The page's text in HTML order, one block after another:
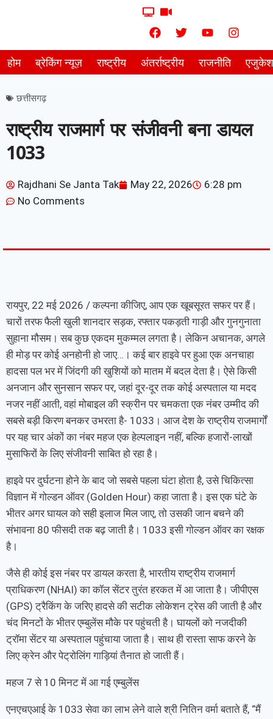
होम ब्रेकिंग न्यूज़ राष्ट्रीय अंतर्राष्ट्रीय राजनीति
छत्तीसगढ़
राष्ट्रीय राजमार्ग पर संजीवनी बना डायल
1033
Rajdhani Se Janta Tak May 22, 2026
6:28 pm
No Comments
रायपुर, 22 मई 2026 / कल्पना कीजिए, आप एक खूबसूरत सफर पर हैं।
चारों तरफ फैली खुली शानदार सड़क, रफ्तार पकड़ती गाड़ी और गुनगुनाता
सुहाना मौसम। सब कुछ एकदम मुकम्मल लगता है। लेकिन अचानक, अगले
ही मोड़ पर कोई अनहोनी हो जाए…। कई बार हाइवे पर हुआ एक अनचाहा
हादसा पल भर में जिंदगी की खुशियों को मातम में बदल देता है। ऐसे किसी
अनजान और सुनसान सफर पर, जहां दूर-दूर तक कोई अस्पताल या मदद
नजर नहीं आती, वहां मोबाइल की स्क्रीन पर चमकता एक नंबर उम्मीद की
सबसे बड़ी किरण बनकर उभरता है- 1033। आज देश के राष्ट्रीय राजमार्गों
पर यह चार अंकों का नंबर महज एक हेल्पलाइन नहीं, बल्कि हजारों-लाखों
मुसाफिरों के लिए संजीवनी साबित हो रहा है।
हाइवे पर दुर्घटना होने के बाद जो सबसे पहला घंटा होता है, उसे चिकित्सा
विज्ञान में गोल्डन ऑवर (Golden Hour) कहा जाता है। इस एक घंटे के
भीतर अगर घायल को सही इलाज मिल जाए, तो उसकी जान बचने की
संभावना 80 फीसदी तक बढ़ जाती है। 1033 इसी गोल्डन ऑवर का रक्षक
है।
जैसे ही कोई इस नंबर पर डायल करता है, भारतीय राष्ट्रीय राजमार्ग
प्राधिकरण (NHAI) का कॉल सेंटर तुरंत हरकत में आ जाता है। जीपीएस
(GPS) ट्रैकिंग के जरिए हादसे की सटीक लोकेशन ट्रेस की जाती है और
चंद मिनटों के भीतर एम्बुलेंस मौके पर पहुंचती है। घायलों को नजदीकी
ट्रॉमा सेंटर या अस्पताल पहुंचाया जाता है। साथ ही रास्ता साफ करने के
लिए क्रेन और पेट्रोलिंग गाड़ियां तैनात हो जाती हैं।
महज 7 से 10 मिनट में आ गई एम्बुलेंस
एनएचएआई के 1033 सेवा का लाभ लेने वाले श्री नितिन वर्मा बताते हैं, “मैं